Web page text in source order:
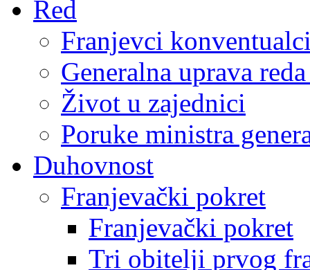
Red
Franjevci
Generalna uprava
Život u zajednici
Poruke ministra
Duhovnost
Franjevački pokret
Franjevački pokret
Tri obitelji prvog